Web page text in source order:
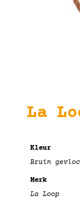
La
Kleur
Bruin
Merk
La Loop